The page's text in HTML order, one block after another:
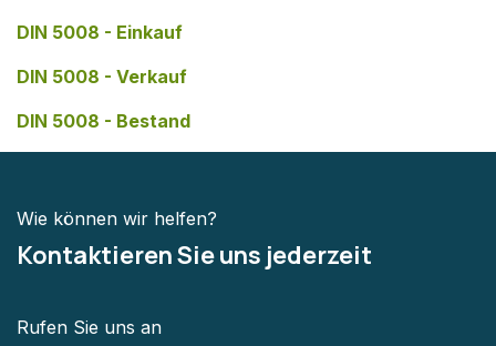
DIN 5008 - Einkauf
DIN 5008 - Verkauf
DIN 5008 - Bestand
Wie können wir helfen?
Kontaktieren Sie uns jederzeit
Rufen Sie uns an